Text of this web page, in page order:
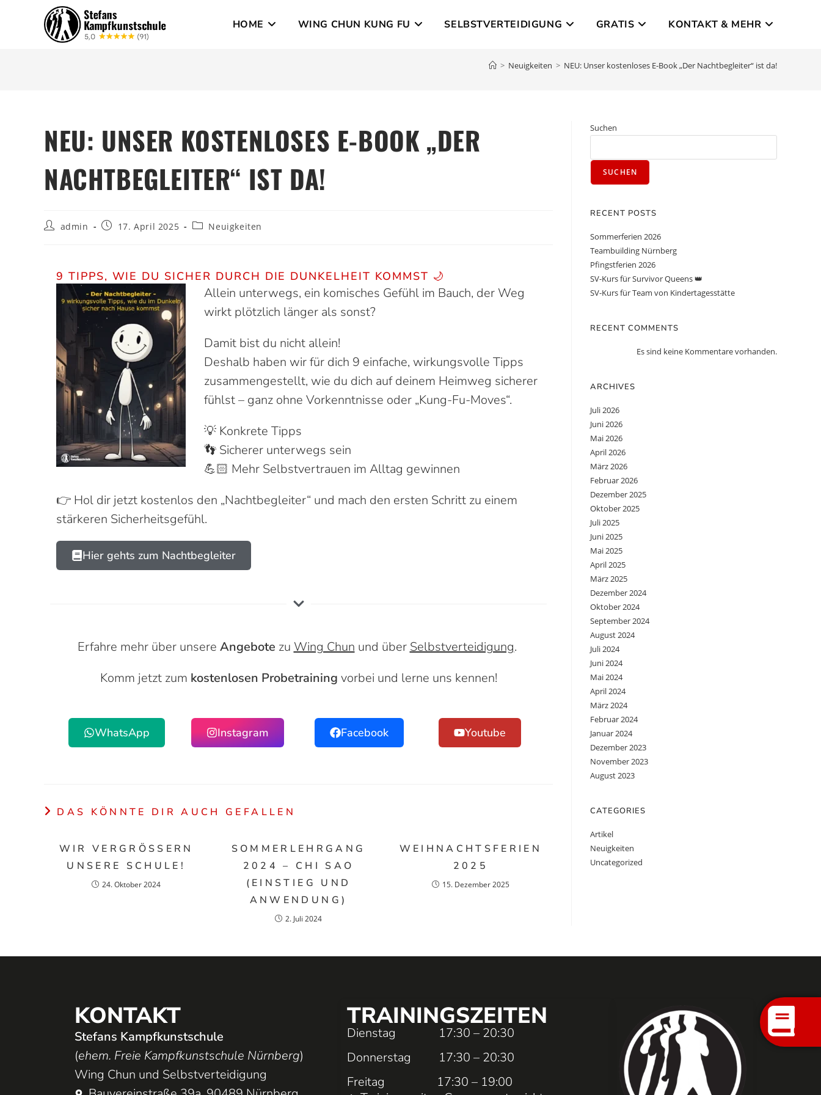
HOME WING CHUN KUNG FU SELBSTVERTEIDIGUNG GRATIS KONTAKT & MEHR
> Neuigkeiten > NEU: Unser kostenloses E-Book „Der Nachtbegleiter“ ist da!
NEU: UNSER KOSTENLOSES E-BOOK „DER
NACHTBEGLEITER“ IST DA!
admin 17. April 2025 Neuigkeiten
9 TIPPS, WIE DU SICHER DURCH DIE DUNKELHEIT KOMMST 🌙
Allein unterwegs, ein komisches Gefühl im Bauch, der Weg
wirkt plötzlich länger als sonst?
Damit bist du nicht allein!
Deshalb haben wir für dich 9 einfache, wirkungsvolle Tipps
zusammengestellt, wie du dich auf deinem Heimweg sicherer
fühlst – ganz ohne Vorkenntnisse oder „Kung-Fu-Moves“.
💡 Konkrete Tipps
👣 Sicherer unterwegs sein
💪🏻 Mehr Selbstvertrauen im Alltag gewinnen
👉 Hol dir jetzt kostenlos den „Nachtbegleiter“ und mach den ersten Schritt zu einem
stärkeren Sicherheitsgefühl.
Hier gehts zum Nachtbegleiter
Erfahre mehr über unsere Angebote zu Wing Chun und über Selbstverteidigung.
Komm jetzt zum kostenlosen Probetraining vorbei und lerne uns kennen!
WhatsApp Instagram Facebook Youtube
DAS KÖNNTE DIR AUCH GEFALLEN
WIR VERGRÖSSERN U
NSERE SCHULE!
24. Oktober 2024
SOMMERLEHRGANG
2024 – CHI SAO
(EINSTIEG UND
ANWENDUNG)
2. Juli 2024
WEIHNACHTSFERIEN
2025
15. Dezember 2025
Suchen
SUCHEN
RECENT POSTS
Sommerferien 2026
Teambuilding Nürnberg
Pfingstferien 2026
SV-Kurs für Survivor Queens 👑
SV-Kurs für Team von Kindertagesstätte
RECENT COMMENTS
Es sind keine Kommentare vorhanden.
ARCHIVES
Juli 2026
Juni 2026
Mai 2026
April 2026
März 2026
Februar 2026
Dezember 2025
Oktober 2025
Juli 2025
Juni 2025
Mai 2025
April 2025
März 2025
Dezember 2024
Oktober 2024
September 2024
August 2024
Juli 2024
Juni 2024
Mai 2024
April 2024
März 2024
Februar 2024
Januar 2024
Dezember 2023
November 2023
August 2023
CATEGORIES
Artikel
Neuigkeiten
Uncategorized
KONTAKT
Stefans Kampfkunstschule
(ehem. Freie Kampfkunstschule Nürnberg)
Wing Chun und Selbstverteidigung
TRAININGS­ZEITEN
Dienstag 17:30 – 20:30
Donnerstag 17:30 – 20:30
Freitag 17:30 – 19:00